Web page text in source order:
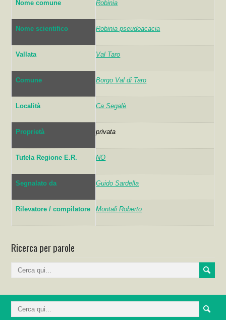
Nome comune Robinia
Nome scientifico Robinia pseudoacacia
Vallata Val Taro
Comune Borgo Val di Taro
Località Ca Segalè
Proprietà privata
Tutela Regione E.R. NO
Segnalato da Guido Sardella
Rilevatore / compilatore Montali Roberto
Ricerca per parole